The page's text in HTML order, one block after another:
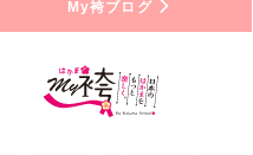
My袴ブログ